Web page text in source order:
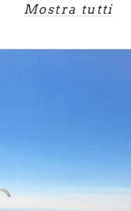
Mostra tutti